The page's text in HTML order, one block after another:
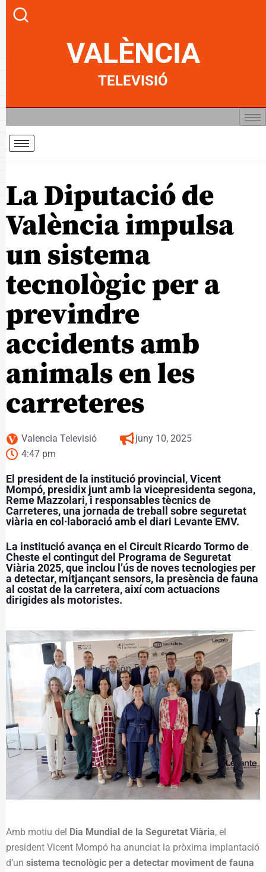
VALÈNCIA
TELEVISIÓ
La Diputació de
València impulsa
un sistema
tecnològic per a
previndre
accidents amb
animals en les
carreteres
Valencia Televisió
juny 10, 2025
4:47 pm
El president de la institució provincial, Vicent
Mompó, presidix junt amb la vicepresidenta segona,
Reme Mazzolari, i responsables tècnics de
Carreteres, una jornada de treball sobre seguretat
viària en col·laboració amb el diari Levante EMV.
La institució avança en el Circuit Ricardo Tormo de
Cheste el contingut del Programa de Seguretat
Viària 2025, que inclou l’ús de noves tecnologies per
a detectar, mitjançant sensors, la presència de fauna
al costat de la carretera, així com actuacions
dirigides als motoristes.
Amb motiu del Dia Mundial de la Seguretat Viària, el
president Vicent Mompó ha anunciat la pròxima implantació
d’un sistema tecnològic per a detectar moviment de fauna